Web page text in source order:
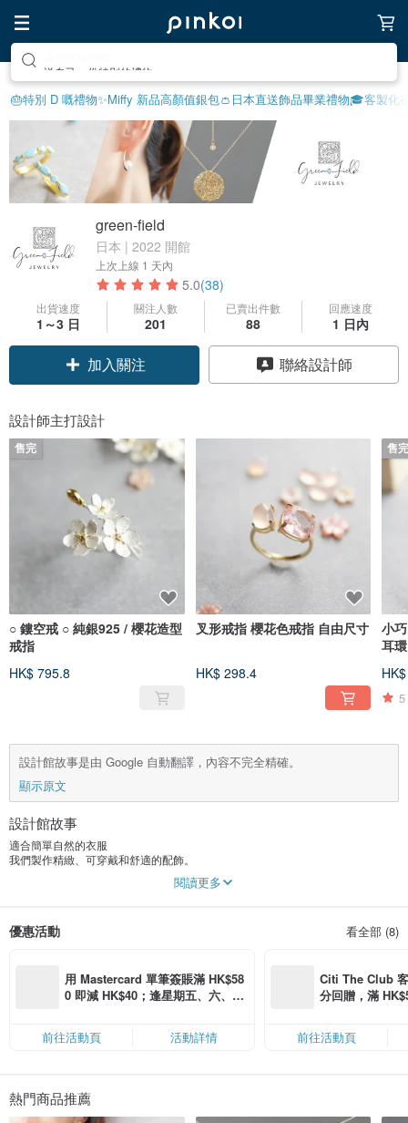
🎂特別 D 嘅禮物✨Miffy 新品高顏值銀包👛 日本直送飾品畢業禮物🎓客製化
green-field
日本 | 2022 開館
上次上線 1 天內
5.0(38)
出貨速度
1～3 日
關注人數
201
已賣出件數
88
回應速度
1 日內
加入關注 聯絡設計師
設計師主打設計
售完
○ 鏤空戒 ○ 純銀925 / 櫻花造型
戒指
HK$ 795.8
叉形戒指 櫻花色戒指 自由尺寸
HK$ 298.4
售
小
耳環
5
設計館故事是由 Google 自動翻譯，內容不完全精確。
顯示原文
設計館故事
適合簡單自然的衣服
我們製作精緻、可穿戴和舒適的配飾。
當你創作你的作品時，你會記住什麼？
你穿上我手工製作的東西。
+++ 公告+++
基本上，在周六、週日和節假日，我們因電子郵件和運輸業務而關閉。
除了最初有缺陷的產品外，我們不接受訂購後因客戶方便而取消的情況。感謝您
閱讀更多
優惠活動 看全部 (8)
用 Mastercard 單筆簽賬滿 HK$58
0 即減 HK$40；逢星期五、六、日
限，額滿即止，僅限「常用信用
卡」結帳）
前往活動頁 活動詳情
Citi The Club
分回贈，滿
前往活動頁
熱門商品推薦